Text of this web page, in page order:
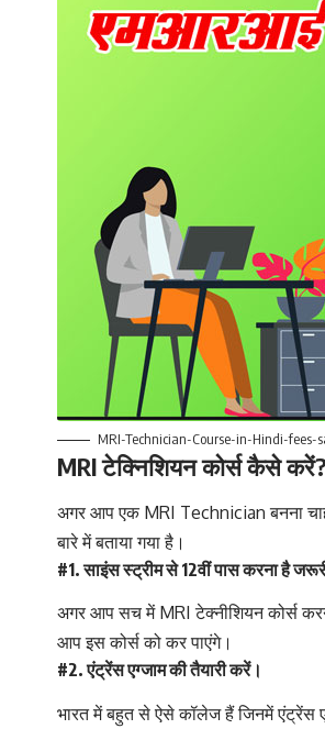
MRI-Technician-Course-in-Hindi-fees-
MRI टेक्निशियन कोर्स कैसे
अगर आप एक MRI Technician बनना
बारे में बताया गया है।
#1. साइंस स्ट्रीम से 12वीं पास करना है
अगर आप सच में MRI टेक्नीशियन कोर्स
आप इस कोर्स को कर पाएंगे।
#2. एंट्रेंस एग्जाम की तैयारी करें।
भारत में बहुत से ऐसे कॉलेज हैं जिनमें एंट्रेंस